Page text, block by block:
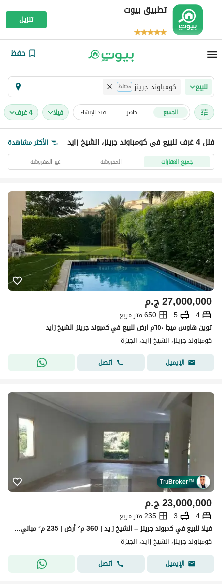
تطبيق بيوت
تنزيل
حفظ
للبيع كومباوند جرينز مختلط
الجميع جاهز قيد الإنشاء فیلا 4 غرف
فلل 4 غرف للبيع في كومباوند جرينز، الشيخ زايد الأكثر مشاهدة
جميع العقارات المفروشة غير المفروشة
ج.م27,000,000
4
5
650 متر مربع
توين هاوس ميجا ٦٥٠م ارض للبيع في كمبوند جرينز الشيخ زايد
كومباوند جرينز، الشيخ زايد، الجيزة
الإيميل
اتصل
TruBroker™
ج.م23,000,000
4
3
235 متر مربع
فيلا للبيع في كمبوند جرينز – الشيخ زايد | 360 م² أرض | 235 م² مباني | بحري | فيو لاندسكيب وبحيرة
كومباوند جرينز، الشيخ زايد، الجيزة
الإيميل
اتصل